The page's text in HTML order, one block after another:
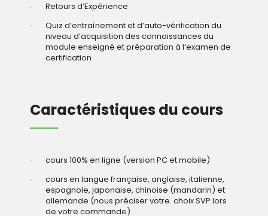
Retours d’Expérience
Quiz d’entraînement et d’auto-vérification du
niveau d’acquisition des connaissances du
module enseigné et préparation à l’examen de
certification
Caractéristiques du cours
cours 100% en ligne (version PC et mobile)
cours en langue française, anglaise, italienne,
espagnole, japonaise, chinoise (mandarin) et
allemande (nous préciser votre. choix SVP lors
de votre commande)